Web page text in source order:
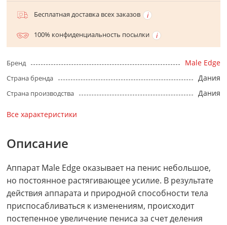
Бесплатная доставка всех заказов
100% конфиденциальность посылки
Бренд Male Edge
Страна бренда Дания
Страна производства Дания
Все характеристики
Описание
Аппарат Male Edge оказывает на пенис небольшое,
но постоянное растягивающее усилие. В результате
действия аппарата и природной способности тела
приспосабливаться к изменениям, происходит
постепенное увеличение пениса за счет деления